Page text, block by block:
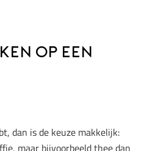
op een
dan is de keuze makkelijk:
maar bijvoorbeeld thee dan